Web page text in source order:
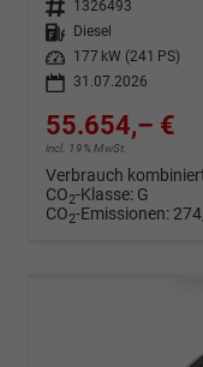
Fahrzeugnr. 1326493
Kraftstoff
Diesel
Leistung
177 kW (241 PS)
31.07.2026
55.654,– €
incl. 19% MwSt.
Verbrauch
CO2-Klasse: G
CO2-Emissionen: